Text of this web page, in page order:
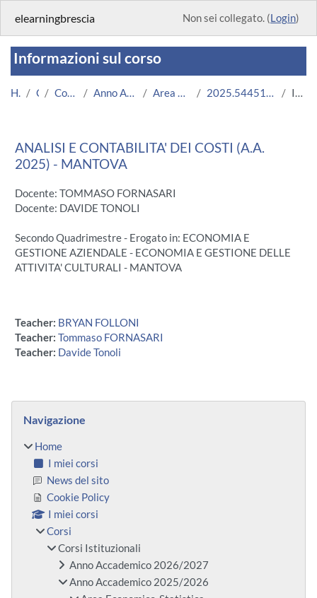
elearningbrescia Non sei collegato. (Login)
Informazioni sul corso
Home Corsi Corsi Istituzionali Anno Accademico 2025/2026 Area Economico-Statistica 2025.54451.2019.555.A004835.N0_22060 Introduzione
ANALISI E CONTABILITA' DEI COSTI (A.A.
2025) - MANTOVA
Docente: TOMMASO FORNASARI
Docente: DAVIDE TONOLI
Secondo Quadrimestre - Erogato in: ECONOMIA E
GESTIONE AZIENDALE - ECONOMIA E GESTIONE DELLE
ATTIVITA' CULTURALI - MANTOVA
Teacher: BRYAN FOLLONI
Teacher: Tommaso FORNASARI
Teacher: Davide Tonoli
Blocchi
Navigazione
Home
I miei corsi
News del sito
Cookie Policy
I miei corsi
Corsi
Corsi Istituzionali
Anno Accademico 2026/2027
Anno Accademico 2025/2026